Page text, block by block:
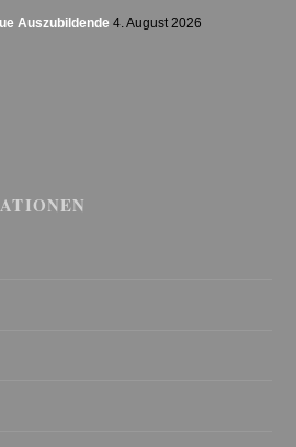
Auszubildende 4. August 2026